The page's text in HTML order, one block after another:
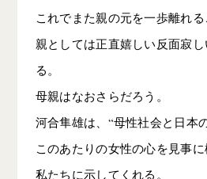
これでまた親の元を一歩離れる
親としては正直嬉しい反面寂
る。
母親はなおさらだろう。
河合隼雄は、“母性社会と日本
このあたりの女性の心を見事
私たちに示してくれる。